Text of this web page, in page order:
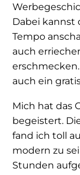
Dabei kannst
Tempo
auch
auch ein
Mich hat das
begeistert.
fand ich toll
modern zu
Stunden